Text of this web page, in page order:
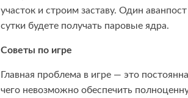
участок и строим заставу. Один
сутки будете получать паровые ядра.
Советы по игре
Главная проблема в игре — это
чего невозможно обеспечить